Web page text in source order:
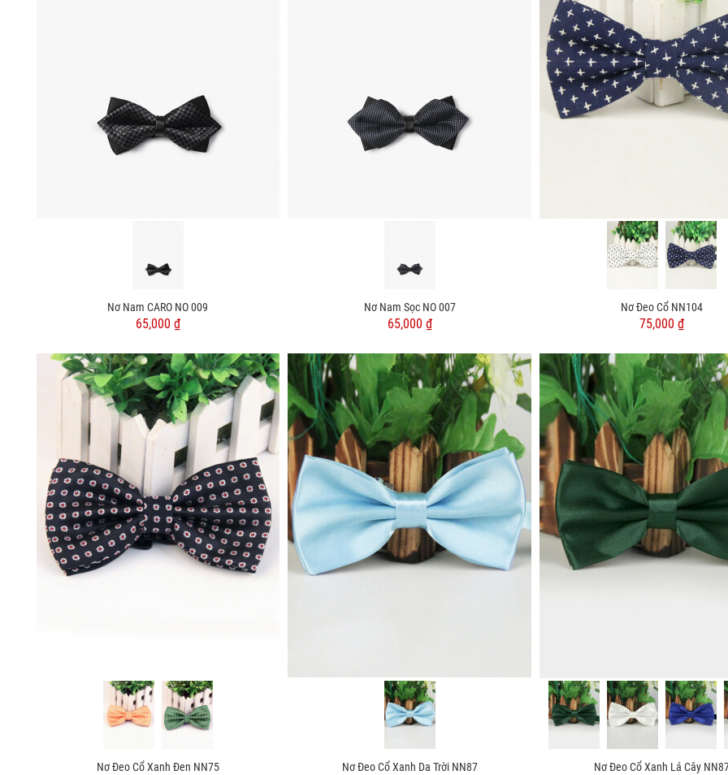
Nơ Nam CARO NO 009
65,000 ₫
Nơ Nam Sọc NO 007
65,000 ₫
Nơ Đeo Cổ NN104
75,000 ₫
Nơ Đeo Cổ Xanh Đen NN75 Nơ Đeo Cổ Xanh Da Trời NN87 Nơ Đeo Cổ Xanh Lá Cây